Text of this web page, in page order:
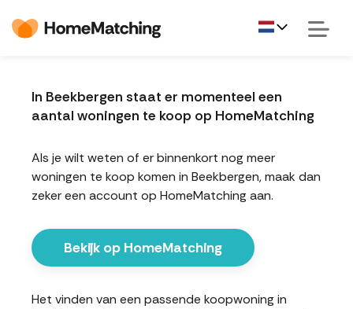
In Beekbergen staat er momenteel een
aantal woningen te koop op HomeMatching
Als je wilt weten of er binnenkort nog meer
woningen te koop komen in Beekbergen, maak dan
zeker een account op HomeMatching aan.
Bekijk op HomeMatching
Het vinden van een passende koopwoning in